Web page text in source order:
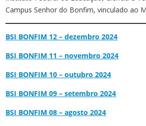
Campus Senhor do Bonfim, vinculado ao
BSI BONFIM 12 – dezembro 2024
BSI BONFIM 11 – novembro 2024
BSI BONFIM 10 – outubro 2024
BSI BONFIM 09 – setembro 2024
BSI BONFIM 08 – agosto 2024